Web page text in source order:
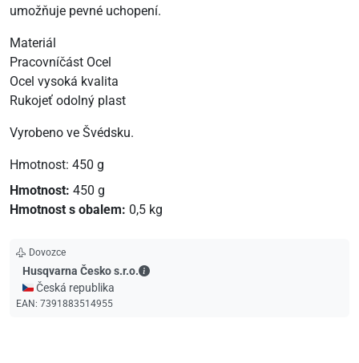
umožňuje pevné uchopení.
Materiál
Pracovníčást Ocel
Ocel vysoká kvalita
Rukojeť odolný plast
Vyrobeno ve Švédsku.
Hmotnost: 450 g
Hmotnost: 450 g
Hmotnost s obalem: 0,5 kg
Dovozce
Husqvarna Česko s.r.o.
Husqvarna Česko s.r.o. - Kontaktní údaje
🇨🇿 Česká republika
EAN: 7391883514955